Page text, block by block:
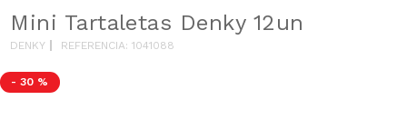
Mini Tartaletas Denky 12un
DENKY REFERENCIA:1041088
- 30 %